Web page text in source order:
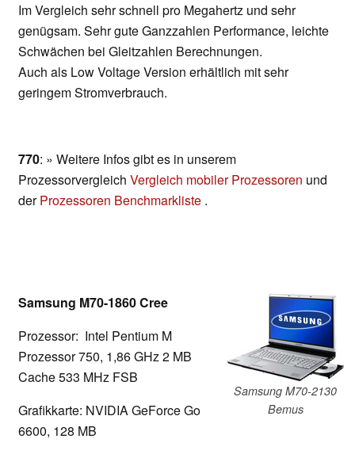
Im Vergleich sehr schnell pro Megahertz und sehr
genügsam. Sehr gute Ganzzahlen Performance, leichte
Schwächen bei Gleitzahlen Berechnungen.
Auch als Low Voltage Version erhältlich mit sehr
geringem Stromverbrauch.
770: » Weitere Infos gibt es in unserem
Prozessorvergleich Vergleich mobiler Prozessoren und
derProzessoren Benchmarkliste .
Samsung M70-2130
Bemus
Samsung M70-1860 Cree
Prozessor: Intel Pentium M
Prozessor 750, 1,86 GHz 2 MB
Cache 533 MHz FSB
Grafikkarte: NVIDIA GeForce Go
6600, 128 MB